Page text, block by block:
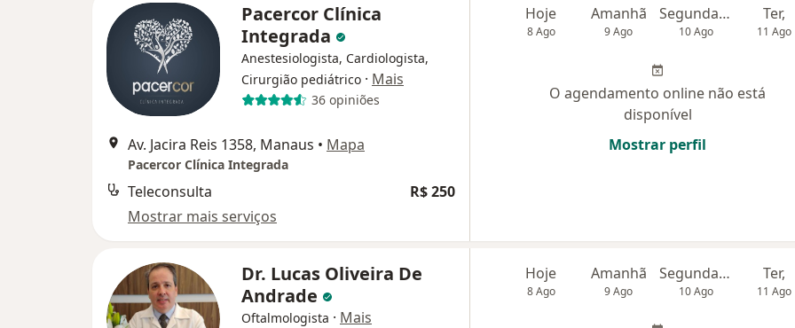
Pacercor Clínica
Integrada
Anestesiologista, Cardiologista,
Cirurgião pediátrico · Mais
36 opiniões
Av. Jacira Reis 1358, Manaus • Mapa
Pacercor Clínica Integrada
Teleconsulta
R$ 250
Mostrar mais serviços
Hoje
8 Ago
Amanhã
9 Ago
Segunda-feira
10 Ago
Ter,
11 Ago
O agendamento online não está
disponível
Mostrar perfil
Dr. Lucas Oliveira De
Andrade
Oftalmologista · Mais
Hoje
8 Ago
Amanhã
9 Ago
Segunda-feira
10 Ago
Ter,
11 Ago